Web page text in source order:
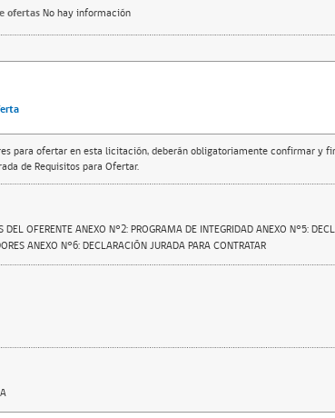
ofertasNo hay información
para ofertar en esta licitación, deberán obligatoriamente confirmar y
de Requisitos para Ofertar.
OFERENTE ANEXO N°2: PROGRAMA DE INTEGRIDAD ANEXO N°5:
ANEXO N°6: DECLARACIÓN JURADA PARA CONTRATAR